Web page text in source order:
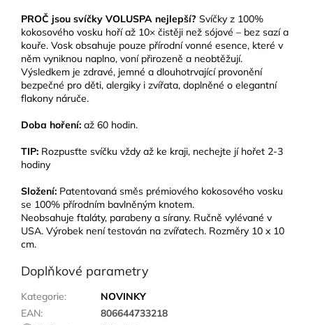
PROČ jsou svíčky VOLUSPA nejlepší? Svíčky z 100%
kokosového vosku hoří až 10× čistěji než sójové – bez sazí a
kouře. Vosk obsahuje pouze přírodní vonné esence, které v
něm vyniknou naplno, voní přirozeně a neobtěžují.
Výsledkem je zdravé, jemné a dlouhotrvající provonění
bezpečné pro děti, alergiky i zvířata, doplněné o elegantní
flakony náruče.
Doba hoření: až 60 hodin.
TIP: Rozpusťte svíčku vždy až ke kraji, nechejte jí hořet 2-3
hodiny
Složení: Patentovaná směs prémiového kokosového vosku
se 100% přírodním bavlněným knotem.
Neobsahuje ftaláty, parabeny a sírany. Ručně vylévané v
USA. Výrobek není testován na zvířatech. Rozměry 10 x 10
cm.
Doplňkové parametry
Kategorie:
NOVINKY
EAN:
806644733218